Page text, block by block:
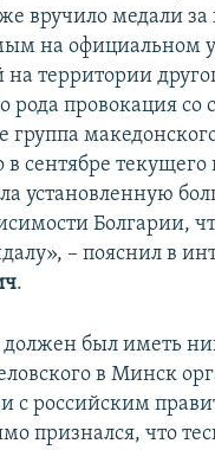
вручило медали за
на официальном
территории
рода провокация со
группа
сентябре текущего
установленную
Болгарии,
– пояснил в
.
был иметь
в Минск
с российским
признался, что